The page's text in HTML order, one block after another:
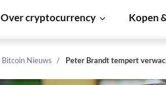
Over cryptocurrency Kopen
Bitcoin Nieuws Peter Brandt tempert